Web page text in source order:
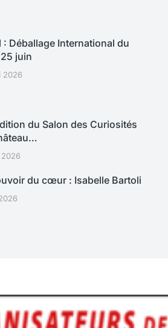
: Déballage International du
juin
2026
du Salon des Curiosités
2026
du cœur : Isabelle Bartoli